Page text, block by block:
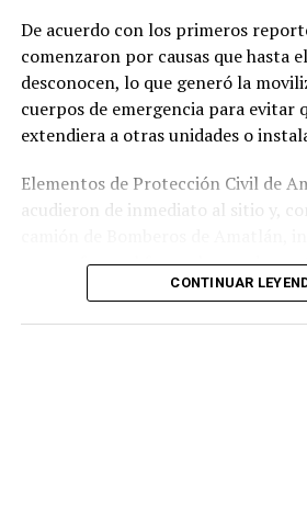
públicos.
De acuerdo con los primeros
comenzaron por causas que hasta
desconocen, lo que generó la
cuerpos de emergencia para evitar
extendiera a otras unidades o
Elementos de Protección Civil de
acudieron de inmediato al sitio y,
para sofocar el fuego, logrando
tras varios minutos de trabajo.
CONTINUAR